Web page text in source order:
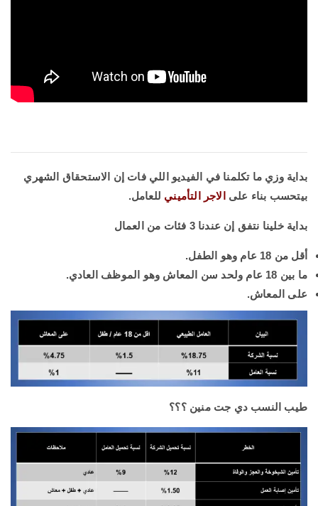
بداية وزي ما تكلمنا في الفيديو اللي فات إن الاستحقاق الشهري
بيتحسب بناء على
الاجر التأميني للعامل.
بداية خلينا نتفق إن عندنا 3 فئات من العمال
أقل من 18 عام وهو الطفل.
ما بين 18 عام ولحد سن المعاش وهو الموظف العادي.
على المعاش.
طيب النسب دي جت منين ؟؟؟